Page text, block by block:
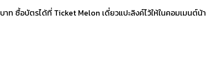
ท ซื้อบัตรได้ที่ Ticket Melon เดี๋ยวแปะลิงค์ไว้ให้ในคอมเมนต์น้า